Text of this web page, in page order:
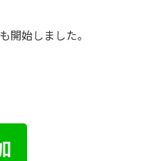
開始しました。